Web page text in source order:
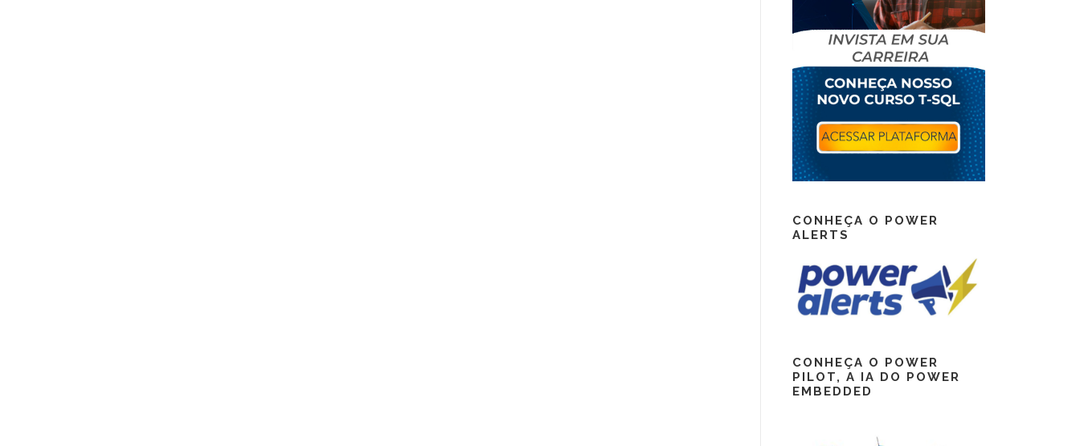
CONHEÇA O POWER
ALERTS
CONHEÇA O POWER
PILOT, A IA DO POWER
EMBEDDED